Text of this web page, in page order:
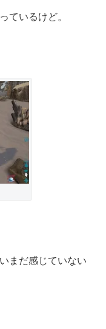
ているけど。
まだ感じていない